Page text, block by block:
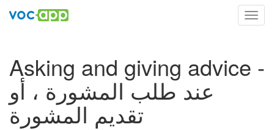
Asking and giving advice -
عند طلب المشورة ، أو
تقديم المشورة